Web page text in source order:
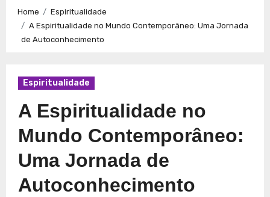
Caminhos para a Plenitude no Presente
Espiritualidade: Conexão e Significado no Presente
Home
Espiritualidade
A Espiritualidade no Mundo Contemporâneo: Uma Jornada
de Autoconhecimento
Espiritualidade
A Espiritualidade no
Mundo Contemporâneo:
Uma Jornada de
Autoconhecimento